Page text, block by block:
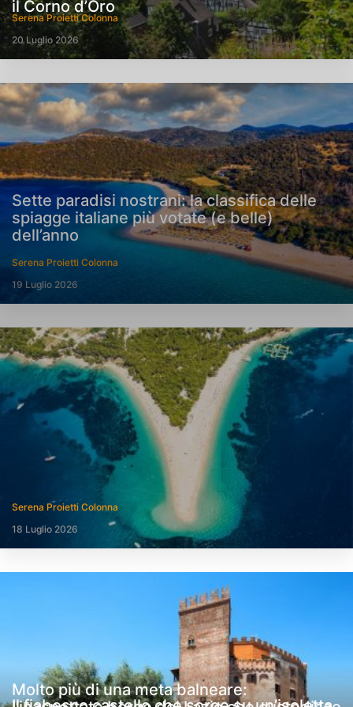
Serena Proietti Colonna
20 Luglio 2026
Sette paradisi nostrani: la classifica delle
spiagge italiane più votate (e belle)
dell’anno
Serena Proietti Colonna
19 Luglio 2026
il Corno d’Oro
Serena Proietti Colonna
18 Luglio 2026
Molto più di una meta balneare: